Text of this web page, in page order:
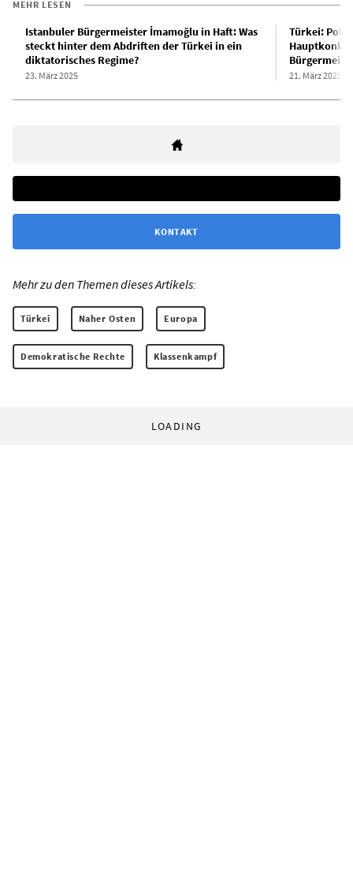
MEHR LESEN
Istanbuler Bürgermeister İmamoğlu in Haft: Was
steckt hinter dem Abdriften der Türkei in ein
diktatorisches Regime?
23. März 2025
Türkei:
21. März 2025
KONTAKT
Mehr zu den Themen dieses Artikels:
Türkei Naher Osten Europa
Demokratische Rechte Klassenkampf
LOADING